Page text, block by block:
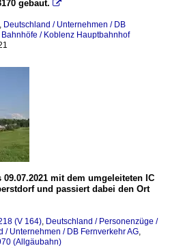
gebaut. 
, Deutschland / Unternehmen / DB
/ Koblenz Hauptbahnhof
09.07.2021 mit dem umgeleiteten IC
und passiert dabei den Ort
(V 164), Deutschland / Personenzüge /
/ Unternehmen / DB Fernverkehr AG,
(Allgäubahn)